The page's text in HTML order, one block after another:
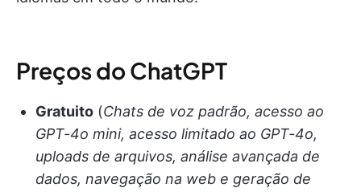
Preços do ChatGPT
Gratuito (Chats de voz padrão, acesso ao
GPT-4o mini, acesso limitado ao GPT-4o,
uploads de arquivos, análise avançada de
dados, navegação na web e geração de